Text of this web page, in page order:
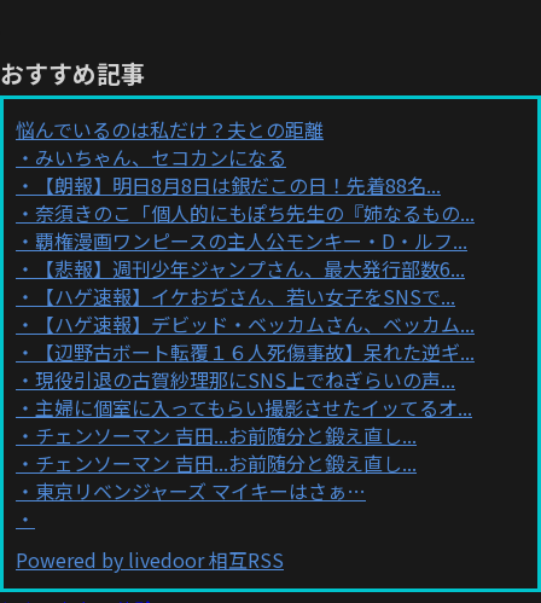
おすすめ記事
悩んでいるのは私だけ？夫との距離
みいちゃん、セコカンになる
【朗報】明日8月8日は銀だこの日！先着88名...
奈須きのこ「個人的にもぽち先生の『姉なるもの...
覇権漫画ワンピースの主人公モンキー・D・ルフ...
【悲報】週刊少年ジャンプさん、最大発行部数6...
【ハゲ速報】イケおぢさん、若い女子をSNSで...
【ハゲ速報】デビッド・ベッカムさん、ベッカム...
【辺野古ボート転覆１６人死傷事故】呆れた逆ギ...
現役引退の古賀紗理那にSNS上でねぎらいの声...
主婦に個室に入ってもらい撮影させたイッてるオ...
チェンソーマン 吉田...お前随分と鍛え直し...
チェンソーマン 吉田...お前随分と鍛え直し...
東京リベンジャーズ マイキーはさぁ…
Powered by livedoor 相互RSS